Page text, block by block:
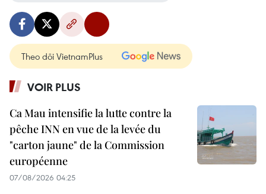
Theo dõi VietnamPlus
VOIR PLUS
Ca Mau intensifie la lutte contre la
pêche INN en vue de la levée du
"carton jaune" de la Commission
européenne
07/08/2026 04:25